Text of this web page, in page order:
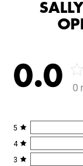
0.0 0
5
4
3